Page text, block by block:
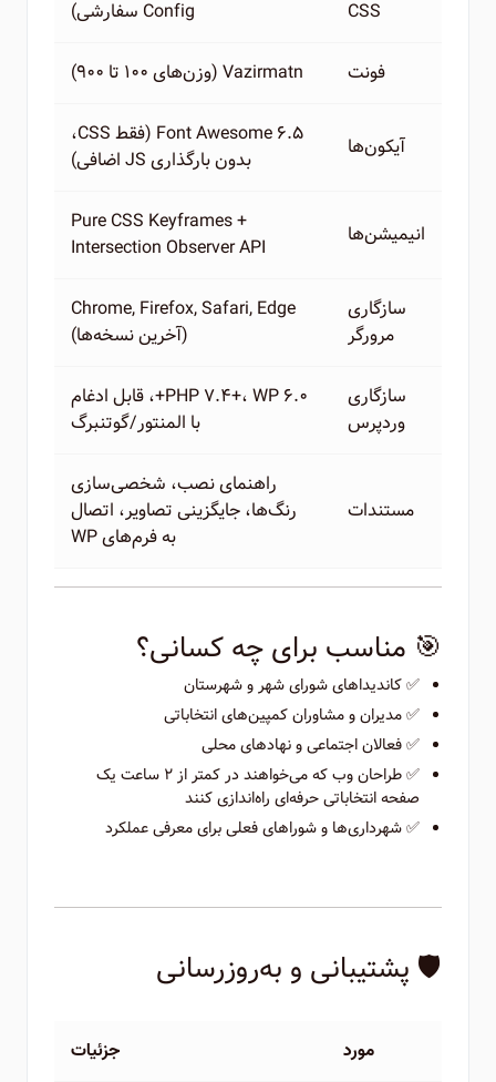
CSS Config سفارشی)
فونت Vazirmatn (وزن‌های ۱۰۰ تا ۹۰۰)
آیکون‌ها
Font Awesome 6.5 (فقط CSS،
بدون بارگذاری JS اضافی)
انیمیشن‌ها
Pure CSS Keyframes +
Intersection Observer API
سازگاری
مرورگر
Chrome, Firefox, Safari, Edge
(آخرین نسخه‌ها)
سازگاری
وردپرس
PHP 7.4+، WP 6.0+، قابل ادغام
با المنتور/گوتنبرگ
مستندات
راهنمای نصب، شخصی‌سازی
رنگ‌ها، جایگزینی تصاویر، اتصال
به فرم‌های WP
🎯 مناسب برای چه کسانی؟
✅ کاندیداهای شورای شهر و شهرستان
✅ مدیران و مشاوران کمپین‌های انتخاباتی
✅ فعالان اجتماعی و نهادهای محلی
✅ طراحان وب که می‌خواهند در کمتر از ۲ ساعت یک
صفحه انتخاباتی حرفه‌ای راه‌اندازی کنند
✅ شهرداری‌ها و شوراهای فعلی برای معرفی عملکرد
🛡️ پشتیبانی و به‌روزرسانی
مورد جزئیات